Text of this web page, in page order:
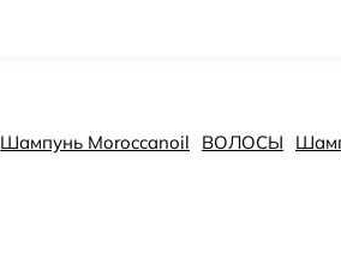
Шампунь Moroccanoil ВОЛОСЫ